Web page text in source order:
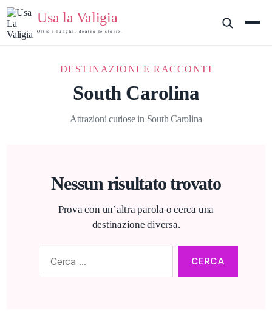
Usa la Valigia
Oltre i luoghi, dentro le storie.
DESTINAZIONI E RACCONTI
South Carolina
Attrazioni curiose in South Carolina
Nessun risultato trovato
Prova con un’altra parola o cerca una
destinazione diversa.